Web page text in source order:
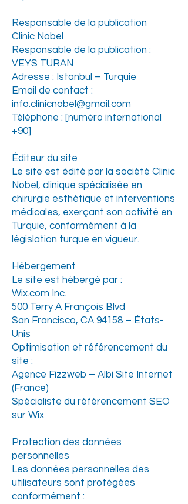
Responsable de la publication
Clinic Nobel
Responsable de la publication :
VEYS TURAN
Adresse : Istanbul – Turquie
Email de contact :
info.clinicnobel@gmail.com
Téléphone : [numéro international
+90]
Éditeur du site
Le site est édité par la société Clinic
Nobel, clinique spécialisée en
chirurgie esthétique et interventions
médicales, exerçant son activité en
Turquie, conformément à la
législation turque en vigueur.
Hébergement
Le site est hébergé par :
Wix.com Inc.
500 Terry A François Blvd
San Francisco, CA 94158 – États-
Unis
Optimisation et référencement du
site :
Agence Fizzweb – Albi Site Internet
(France)
Spécialiste du référencement SEO
sur Wix
Protection des données
personnelles
Les données personnelles des
utilisateurs sont protégées
conformément :